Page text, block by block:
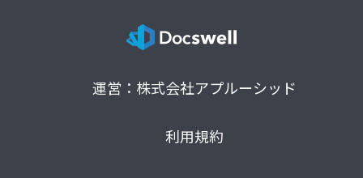
運営：株式会社アプルーシッド
利用規約